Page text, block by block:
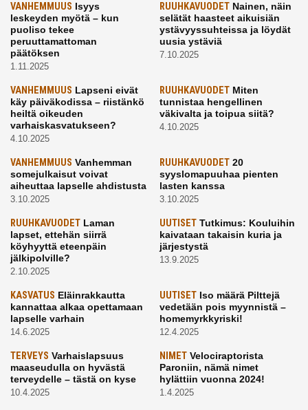
VANHEMMUUS Isyys
leskeyden myötä – kun
puoliso tekee
peruuttamattoman
päätöksen
1.11.2025
RUUHKAVUODETNainen, näin
selätät haasteet aikuisiän
ystävyyssuhteissa ja löydät
uusia ystäviä
7.10.2025
VANHEMMUUS Lapseni eivät
käy päiväkodissa – riistänkö
heiltä oikeuden
varhaiskasvatukseen?
4.10.2025
RUUHKAVUODETMiten
tunnistaa hengellinen
väkivalta ja toipua siitä?
4.10.2025
VANHEMMUUS Vanhemman
somejulkaisut voivat
aiheuttaa lapselle ahdistusta
3.10.2025
RUUHKAVUODET20
syyslomapuuhaa pienten
lasten kanssa
3.10.2025
RUUHKAVUODET Laman
lapset, ettehän siirrä
köyhyyttä eteenpäin
jälkipolville?
2.10.2025
UUTISETTutkimus: Kouluihin
kaivataan takaisin kuria ja
järjestystä
13.9.2025
KASVATUS Eläinrakkautta
kannattaa alkaa opettamaan
lapselle varhain
14.6.2025
UUTISETIso määrä Pilttejä
vedetään pois myynnistä –
homemyrkkyriski!
12.4.2025
TERVEYS Varhaislapsuus
maaseudulla on hyvästä
terveydelle – tästä on kyse
10.4.2025
NIMETVelociraptorista
Paroniin, nämä nimet
hylättiin vuonna 2024!
1.4.2025